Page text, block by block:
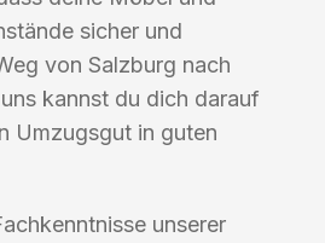
sicher und
von Salzburg nach
kannst du dich darauf
Umzugsgut in guten
unserer